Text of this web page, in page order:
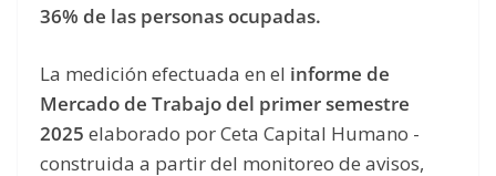
36% de las personas ocupadas.
La medición efectuada en el informe de
Mercado de Trabajo del primer semestre
2025 elaborado por Ceta Capital Humano -
construida a partir del monitoreo de avisos,